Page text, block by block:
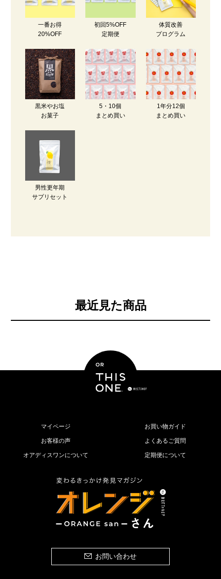
一番お得
20%OFF
初回5%OFF
定期便
体質改善
プログラム
黒米やお塩
お菓子
5・10個
まとめ買い
1年分12個
まとめ買い
男性更年期
サプリセット
最近見た商品
マイページ お買い物ガイド
お客様の声 よくあるご質問
オアディスワンについて 定期便について
お問い合わせ